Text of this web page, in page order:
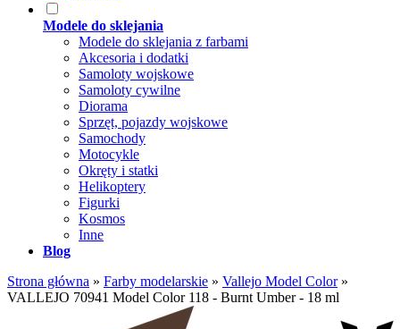
Modele do sklejania
Modele do sklejania z farbami
Akcesoria i dodatki
Samoloty wojskowe
Samoloty cywilne
Diorama
Sprzęt, pojazdy wojskowe
Samochody
Motocykle
Okręty i statki
Helikoptery
Figurki
Kosmos
Inne
Blog
Strona główna » Farby modelarskie » Vallejo Model Color»
VALLEJO 70941 Model Color 118 - Burnt Umber - 18 ml